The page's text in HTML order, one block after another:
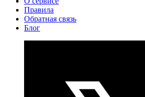
Правила
Обратная связь
Блог